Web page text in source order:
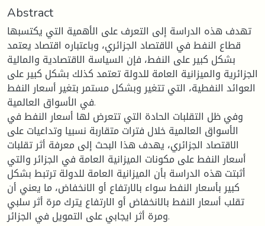
Abstract
تهدف هذه الدراسة إلى التعرف على الأهمية التي يكتسبها
قطاع النفط في الاقتصاد الجزائري، وباعتباره اقتصاد يعتمد
بشكل كبير على النفط، فإن السياسة الاقتصادية والمالية
الجزائرية والميزانية العامة للدولة تعتمد كذلك بشكل كبير على
العوائد النفطية، التي تتغير وبشكل مستمر بتغير أسعار النفط
في الأسواق العالمية.
وفي ظل التقلبات الحادة التي تتعرض لها أسعار النفط في
الأسواق العالمية خلال فترات متقاربة نسبيا وتداعيات على
الاقتصاد الجزائري، يهدف هذا البحث إلى معرفة أثر تقلبات
أسعار النفط على مكونات الميزانية العامة في الجزائر والتي
أثبتت هذه الدراسة بأن الميزانية العامة للدولة ترتبط بشكل
كبير بأسعار النفط سواء بالارتفاع أو الانخفاض، ما يعني أن
تقلب أسعار النفط بالانخفاض أو الارتفاع يترك مرة أثر سلبي
ومرة أثر ايجابي على التمويل في الجزائر.